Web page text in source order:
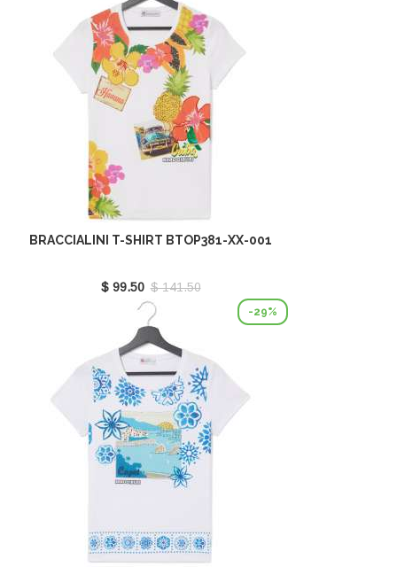
BRACCIALINI T-SHIRT BTOP381-XX-001
$ 99.50 $ 141.50
-29%